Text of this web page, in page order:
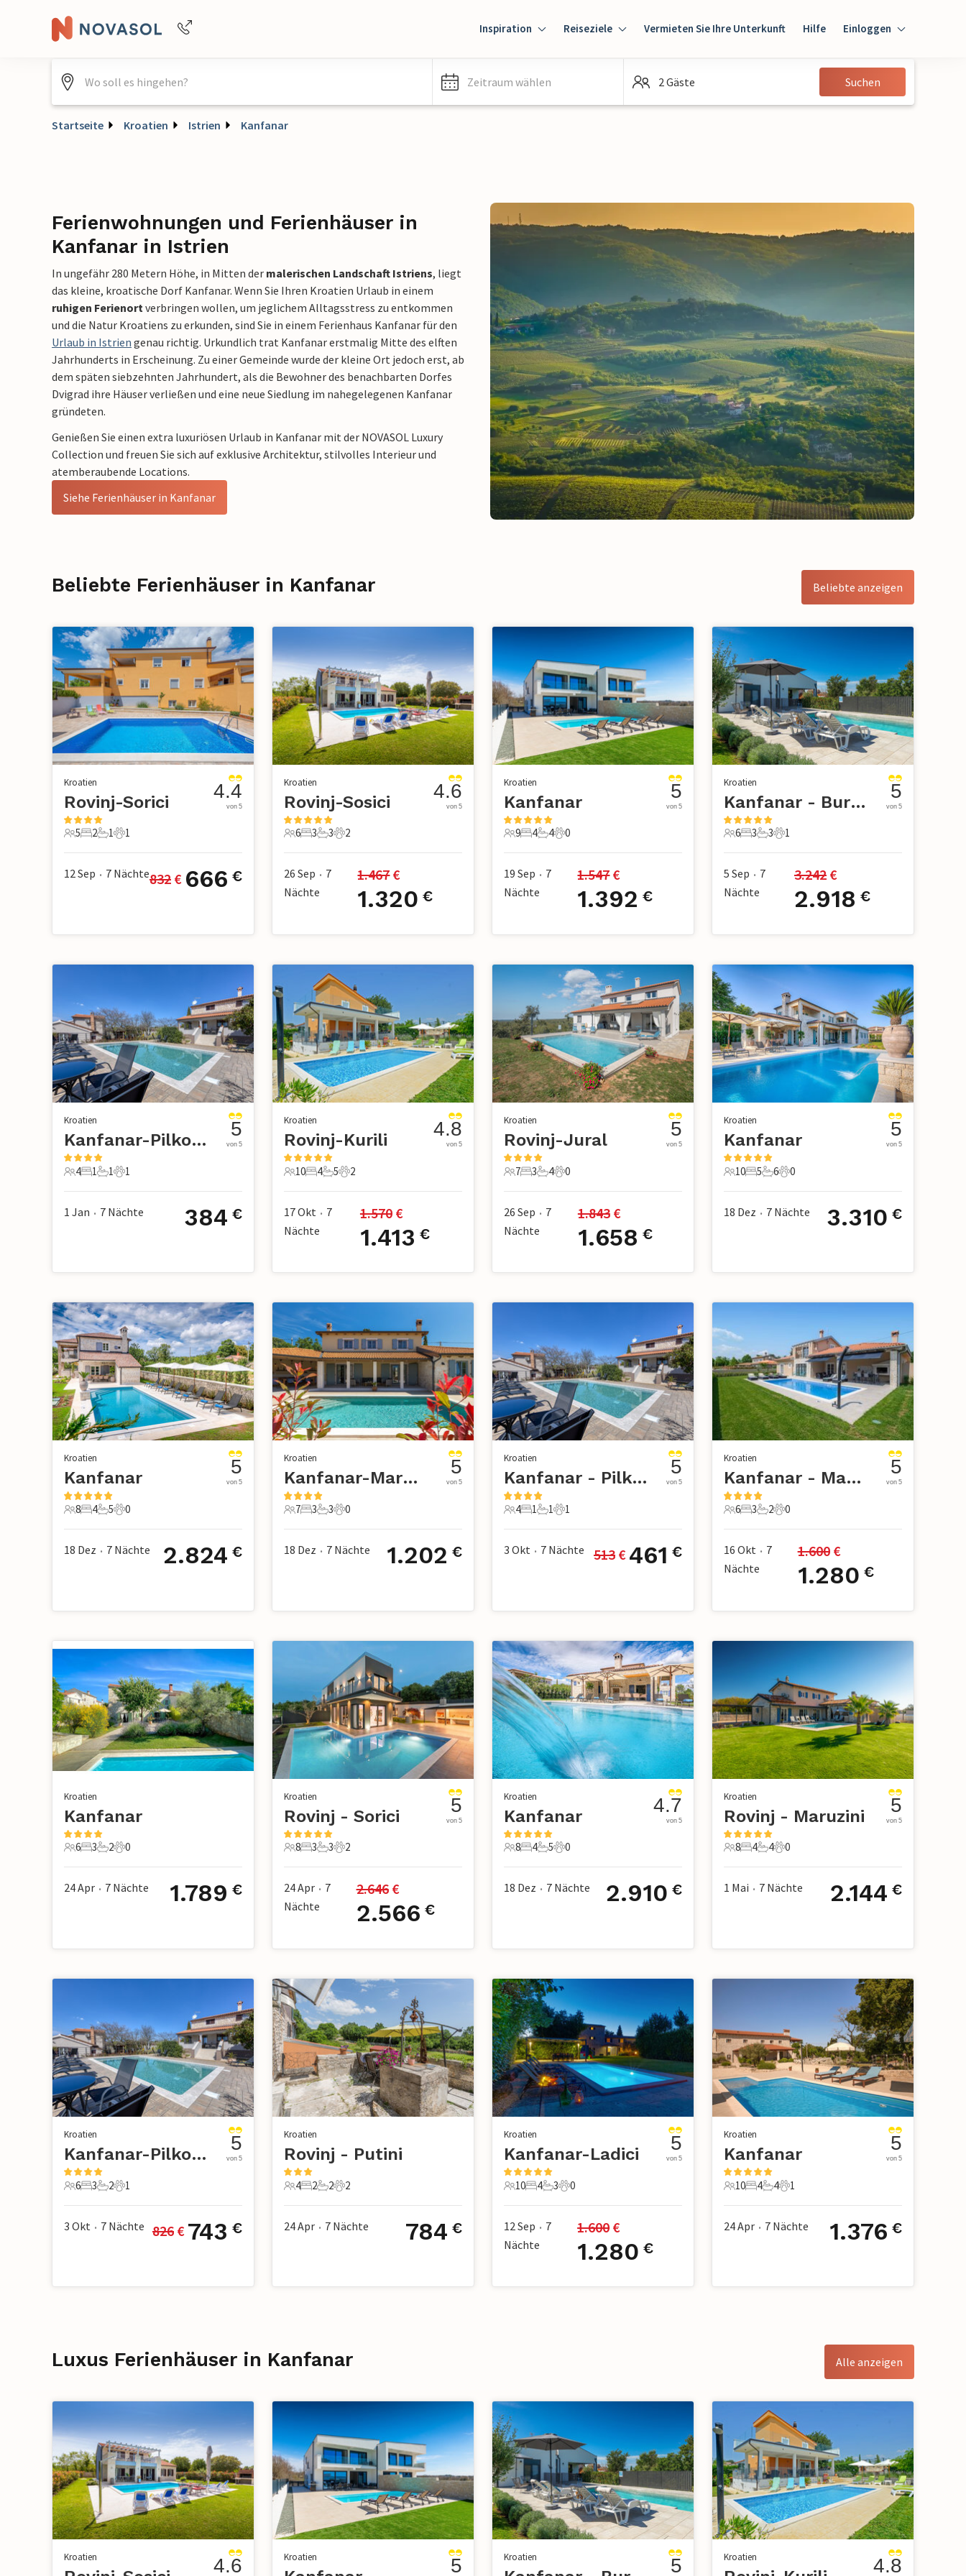
+4940688715475
Inspiration Reiseziele Vermieten Sie Ihre Unterkunft Hilfe Einloggen
Einloggen
Gast
Zeitraum wählen 2 Gäste Suchen
Startseite Kroatien Istrien Kanfanar
Ferienwohnungen und Ferienhäuser in
Kanfanar in Istrien
In ungefähr 280 Metern Höhe, in Mitten der malerischen Landschaft Istriens, liegt
das kleine, kroatische Dorf Kanfanar. Wenn Sie Ihren Kroatien Urlaub in einem
ruhigen Ferienortverbringen wollen, um jeglichem Alltagsstress zu entkommen
und die Natur Kroatiens zu erkunden, sind Sie in einem Ferienhaus Kanfanar für den
Urlaub in Istrien genau richtig. Urkundlich trat Kanfanar erstmalig Mitte des elften
Jahrhunderts in Erscheinung. Zu einer Gemeinde wurde der kleine Ort jedoch erst, ab
dem späten siebzehnten Jahrhundert, als die Bewohner des benachbarten Dorfes
Dvigrad ihre Häuser verließen und eine neue Siedlung im nahegelegenen Kanfanar
gründeten.
Genießen Sie einen extra luxuriösen Urlaub in Kanfanar mit der NOVASOL Luxury
Collection und freuen Sie sich auf exklusive Architektur, stilvolles Interieur und
atemberaubende Locations.
Siehe Ferienhäuser in Kanfanar
Beliebte Ferienhäuser in Kanfanar Beliebte anzeigen
Kroatien
Rovinj-Sorici
5 Gäste
5
2 Schlafzimmer
2
1 Badezimmer
1
1 Haustier
1
4.4
von 5
12 Sep • 7 Nächte832 € 666 €
Kroatien
Rovinj-Sosici
6 Gäste
6
3 Schlafzimmer
3
3 Badezimmer
3
2 Haustiere
2
4.6
von 5
26 Sep • 7
Nächte
1.467 €
1.320 €
Kroatien
Kanfanar
9 Gäste
9
4 Schlafzimmer
4
4 Badezimmer
4
0 Haustiere
0
5
von 5
19 Sep • 7
Nächte
1.547 €
1.392 €
Kroatien
Kanfanar - Burici
6 Gäste
6
3 Schlafzimmer
3
3 Badezimmer
3
1 Haustier
1
5
von 5
5 Sep • 7
Nächte
3.242 €
2.918 €
Kroatien
Kanfanar-Pilkovici
4 Gäste
4
1 Schlafzimmer
1
1 Badezimmer
1
1 Haustier
1
5
von 5
1 Jan • 7 Nächte 384 €
Kroatien
Rovinj-Kurili
10 Gäste
10
4 Schlafzimmer
4
5 Badezimmer
5
2 Haustiere
2
4.8
von 5
17 Okt • 7
Nächte
1.570 €
1.413 €
Kroatien
Rovinj-Jural
7 Gäste
7
3 Schlafzimmer
3
4 Badezimmer
4
0 Haustiere
0
5
von 5
26 Sep • 7
Nächte
1.843 €
1.658 €
Kroatien
Kanfanar
10 Gäste
10
5 Schlafzimmer
5
6 Badezimmer
6
0 Haustiere
0
5
von 5
18 Dez • 7 Nächte 3.310 €
Kroatien
Kanfanar
8 Gäste
8
4 Schlafzimmer
4
5 Badezimmer
5
0 Haustiere
0
5
von 5
18 Dez • 7 Nächte 2.824 €
Kroatien
Kanfanar-Maruzini
7 Gäste
7
3 Schlafzimmer
3
3 Badezimmer
3
0 Haustiere
0
5
von 5
18 Dez • 7 Nächte 1.202 €
Kroatien
Kanfanar - Pilkovici
4 Gäste
4
1 Schlafzimmer
1
1 Badezimmer
1
1 Haustier
1
5
von 5
3 Okt • 7 Nächte 513 € 461 €
Kroatien
Kanfanar - Maruzini
6 Gäste
6
3 Schlafzimmer
3
2 Badezimmer
2
0 Haustiere
0
5
von 5
16 Okt • 7
Nächte
1.600 €
1.280 €
Kroatien
Kanfanar
6 Gäste
6
3 Schlafzimmer
3
2 Badezimmer
2
0 Haustiere
0
24 Apr • 7 Nächte 1.789 €
Kroatien
Rovinj - Sorici
8 Gäste
8
3 Schlafzimmer
3
3 Badezimmer
3
2 Haustiere
2
5
von 5
24 Apr • 7
Nächte
2.646 €
2.566 €
Kroatien
Kanfanar
8 Gäste
8
4 Schlafzimmer
4
5 Badezimmer
5
0 Haustiere
0
4.7
von 5
18 Dez • 7 Nächte 2.910 €
Kroatien
Rovinj - Maruzini
8 Gäste
8
4 Schlafzimmer
4
4 Badezimmer
4
0 Haustiere
0
5
von 5
1 Mai • 7 Nächte 2.144 €
Kroatien
Kanfanar-Pilkovici
6 Gäste
6
3 Schlafzimmer
3
2 Badezimmer
2
1 Haustier
1
5
von 5
3 Okt • 7 Nächte 826 € 743 €
Kroatien
Rovinj - Putini
4 Gäste
4
2 Schlafzimmer
2
2 Badezimmer
2
2 Haustiere
2
24 Apr • 7 Nächte 784 €
Kroatien
Kanfanar-Ladici
10 Gäste
10
4 Schlafzimmer
4
3 Badezimmer
3
0 Haustiere
0
5
von 5
12 Sep • 7
Nächte
1.600 €
1.280 €
Kroatien
Kanfanar
10 Gäste
10
4 Schlafzimmer
4
4 Badezimmer
4
1 Haustier
1
5
von 5
24 Apr • 7 Nächte 1.376 €
Luxus Ferienhäuser in Kanfanar Alle anzeigen
Kroatien 4.6 Kroatien 5 Kroatien 5 Kroatien 4.8